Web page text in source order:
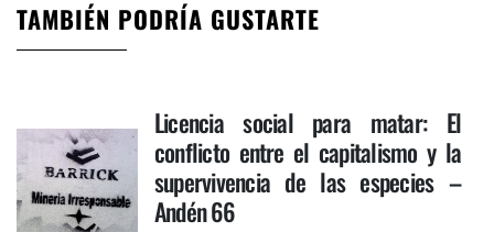
TAMBIÉN PODRÍA GUSTARTE
Licencia social para matar: El
conflicto entre el capitalismo y la
supervivencia de las especies –
Andén 66